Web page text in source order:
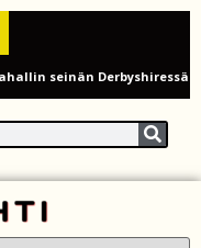
seinän Derbyshiressä
käsistä – teini ammuttiin
– näin F1-